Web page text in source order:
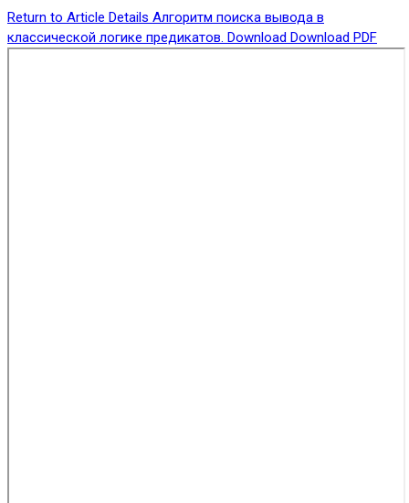
Return to Article Details Алгоритм поиска вывода в
классической логике предикатов. Download Download PDF